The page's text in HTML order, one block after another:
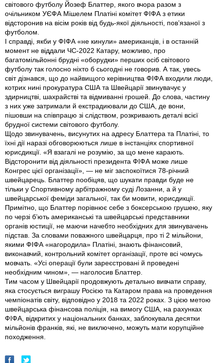
світового футболу Йозеф Блаттер, якого вчора разом з
очільником УЄФА Мішелем Платіні комітет ФІФА з етики
відсторонив на вісім років від будь-якої діяльності, пов’язаної з
футболом.
І справді, якби у ФІФА «не кинули» американців, і в останній
момент не віддали ЧС-2022 Катару, можливо, про
багатомільйонні брудні «оборудки» перших осіб світового
футболу так голосно ніхто б сьогодні не говорив. А так, увесь
світ дізнався, що до найвищого керівництва ФІФА входили люди,
котрих нині прокуратура США та Швейцарії звинувачує у
здирництві, шахрайстві та відмиванні грошей. До слова, частину
з них уже затримали й екстрадиювали до США, де вони,
пішовши на співпрацю зі слідством, розкривають деталі всієї
брудної системи світового футболу.
Щодо звинувачень, висунутих на адресу Блаттера та Платіні, то
їхні дії наразі обговорюються лише в інстанціях спортивної
юрисдикції. «Я взагалі не розумію, за що мене карають.
Відсторонити від діяльності президента ФІФА може лише
Конгрес цієї організації», — не міг заспокоїтися 78-річний
швейцарець. Блаттер пообіцяв, що шукати правди буде не
тільки у Спортивному арбітражному суді Лозанни, а й у
швейцарської феміди загальної, так би мовити, юрисдикції.
Примітно, що Блаттер порівнює себе з боксерською грушею, яку
по черзі б’ють американські та швейцарські представники
органів юстиції, не маючи начебто необхідних для звинувачень
підстав. За словами поважного швейцарця, про ті 2 мільйони,
якими ФІФА «нагородила» Платіні, знають фінансовий,
виконавчий, контрольний комітет організації, проте всі чомусь
мовчать. «Усі операції були зареєстровані й проведені
необхідним чином», — наголосив Блаттер.
Тим часом у Швейцарії продовжують детально вивчати справу,
яка стосується виграшу Росією та Катаром права на проведення
чемпіонатів світу, відповідно у 2018 та 2022 роках. З цією метою
швейцарська фінансова поліція, на вимогу США, на рахунках
ФІФА, відкритих у національних банках, заблокувала десятки
мільйонів франків, які, не виключено, можуть мати корупційне
походження.